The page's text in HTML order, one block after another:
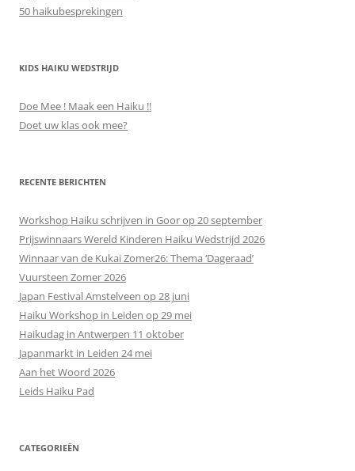
50 haikubesprekingen
KIDS HAIKU WEDSTRIJD
Doe Mee ! Maak een Haiku !!
Doet uw klas ook mee?
RECENTE BERICHTEN
Workshop Haiku schrijven in Goor op 20 september
Prijswinnaars Wereld Kinderen Haiku Wedstrijd 2026
Winnaar van de Kukai Zomer26: Thema ‘Dageraad’
Vuursteen Zomer 2026
Japan Festival Amstelveen op 28 juni
Haiku Workshop in Leiden op 29 mei
Haikudag in Antwerpen 11 oktober
Japanmarkt in Leiden 24 mei
Aan het Woord 2026
Leids Haiku Pad
CATEGORIEËN